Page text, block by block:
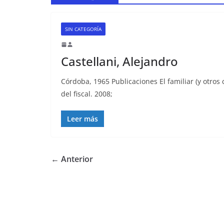
SIN CATEGORÍA
Castellani, Alejandro
Córdoba, 1965 Publicaciones El familiar (y
del fiscal. 2008;
Leer más
← Anterior